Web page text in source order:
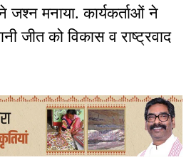
जश्न मनाया. कार्यकर्ताओं ने
जीत को विकास व राष्ट्रवाद